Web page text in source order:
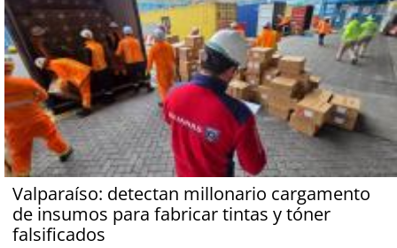
Valparaíso: detectan millonario cargamento
de insumos para fabricar tintas y tóner
falsificados